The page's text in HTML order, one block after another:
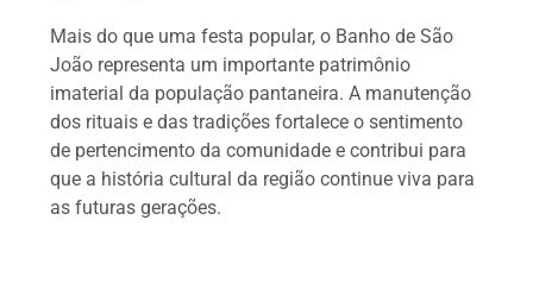
Mais do que uma festa popular, o Banho de São
João representa um importante patrimônio
imaterial da população pantaneira. A manutenção
dos rituais e das tradições fortalece o sentimento
de pertencimento da comunidade e contribui para
que a história cultural da região continue viva para
as futuras gerações.